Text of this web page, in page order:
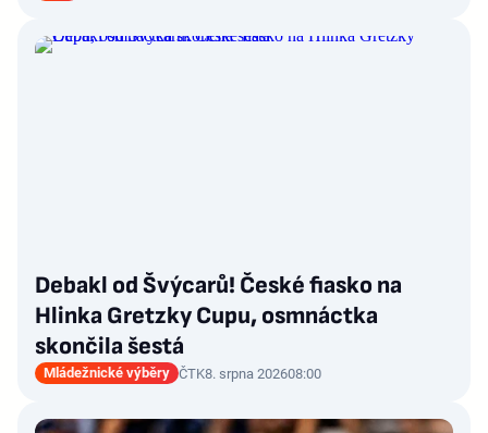
Debakl od Švýcarů! České fiasko na
Hlinka Gretzky Cupu, osmnáctka
skončila šestá
Mládežnické výběry ČTK8. srpna 202608:00